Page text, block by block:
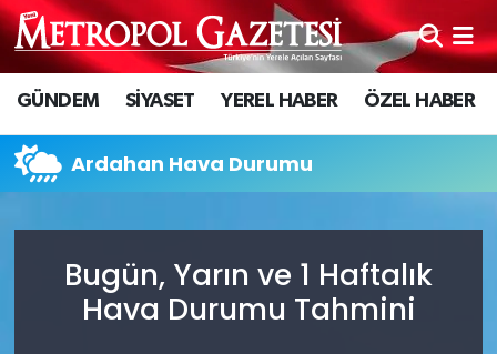
GÜNDEM SİYASET YEREL HABER ÖZEL HABER
Ardahan Hava Durumu
Bugün, Yarın ve 1 Haftalık
Hava Durumu Tahmini
Hava Durumu
Trafik Durumu
Süper Lig Puan Durumu ve Fikstür
Son Dakika Haberleri